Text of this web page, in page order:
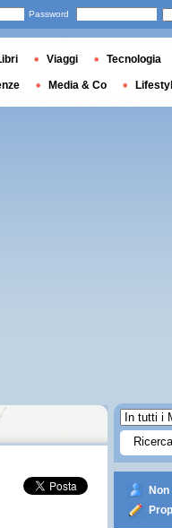
Password
Viaggi Tecnologia
Media & Co